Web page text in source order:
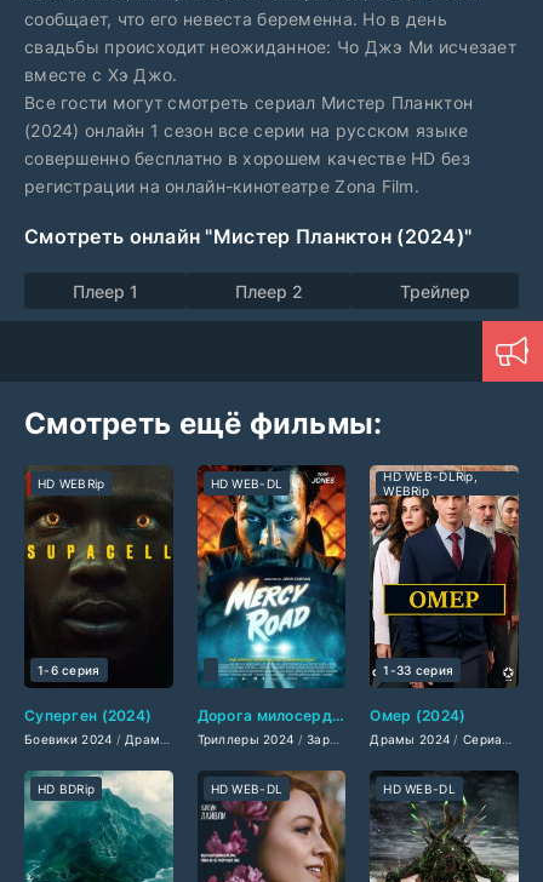
сообщает, что его невеста беременна. Но в день
свадьбы происходит неожиданное: Чо Джэ Ми исчезает
вместе с Хэ Джо.
Все гости могут смотреть сериал Мистер Планктон
(2024) онлайн 1 сезон все серии на русском языке
совершенно бесплатно в хорошем качестве HD без
регистрации на онлайн-кинотеатре Zona Film.
Смотреть онлайн "Мистер Планктон (2024)"
Плеер 1 Плеер 2 Трейлер
Смотреть ещё фильмы:
Суперген (2024)
Боевики 2024 / Драмы 2024 /Фильмы-приключения 2024/Фантастические
HD WEBRip
1-6 серия
Дорога милосердия (2024)
Триллеры 2024 /Зарубежные фильмы 2024 /
HD WEB-DL
Омер (2024)
Драмы 2024 / Сериалы 2024
HD WEB-DLRip,
WEBRip
1-33 серия
HD BDRip HD WEB-DL HD WEB-DL